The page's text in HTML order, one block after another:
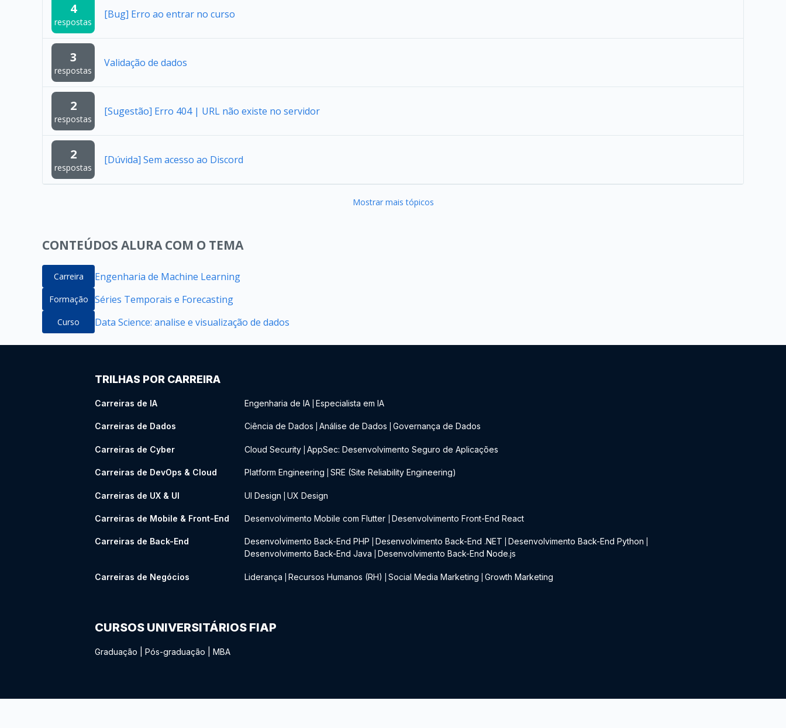
4
respostas
[Bug] Erro ao entrar no curso
3
respostas
Validação de dados
2
respostas
[Sugestão] Erro 404 | URL não existe no servidor
2
respostas
[Dúvida] Sem acesso ao Discord
Mostrar mais tópicos
CONTEÚDOS ALURA COM O TEMA
Carreira Engenharia de Machine Learning
Formação Séries Temporais e Forecasting
Curso Data Science: analise e visualização de dados
TRILHAS POR CARREIRA
Carreiras de IA Engenharia de IA Especialista em IA
Carreiras de Dados Ciência de Dados Análise de Dados Governança de Dados
Carreiras de Cyber Cloud Security AppSec: Desenvolvimento Seguro de Aplicações
Carreiras de DevOps & Cloud Platform Engineering SRE (Site Reliability Engineering)
Carreiras de UX & UI UI Design UX Design
Carreiras de Mobile & Front-End Desenvolvimento Mobile com Flutter Desenvolvimento Front-End React
Carreiras de Back-End Desenvolvimento Back-End PHP Desenvolvimento Back-End .NET Desenvolvimento Back-End Python
Desenvolvimento Back-End Java Desenvolvimento Back-End Node.js
Carreiras de Negócios Liderança Recursos Humanos (RH) Social Media Marketing Growth Marketing
CURSOS UNIVERSITÁRIOS FIAP
Graduação Pós-graduação MBA